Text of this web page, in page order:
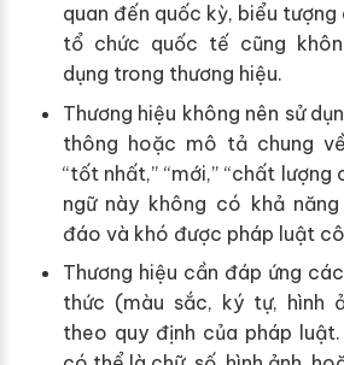
quan đến quốc kỳ, biểu
tổ chức quốc tế cũng
dụng trong thương hiệu.
Thương hiệu không nên sử
thông hoặc mô tả chung
“tốt nhất,” “mới,” “chất lượng
ngữ này không có khả
đáo và khó được pháp luật
Thương hiệu cần đáp ứng
thức (màu sắc, ký tự, hình
theo quy định của pháp